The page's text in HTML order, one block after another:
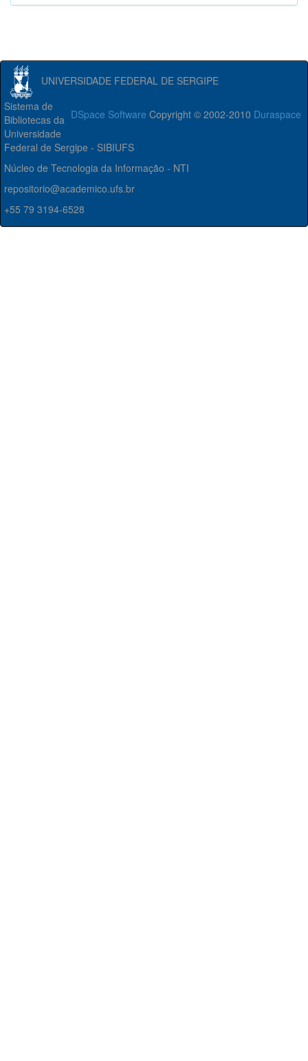
UNIVERSIDADE FEDERAL DE SERGIPE
DSpace Software Copyright © 2002-2010 Duraspace
Sistema de
Bibliotecas da
Universidade
Federal de Sergipe - SIBIUFS
Núcleo de Tecnologia da Informação - NTI
repositorio@academico.ufs.br
+55 79 3194-6528